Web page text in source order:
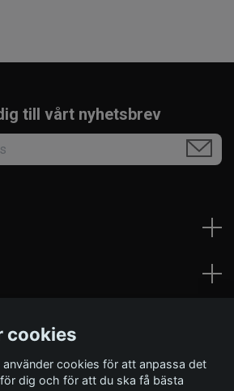
till vårt nyhetsbrev
cookies
använder cookies för att anpassa det
dig och för att du ska få bästa